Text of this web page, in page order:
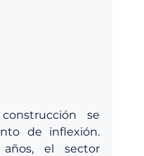
se
de inflexión.
el sector